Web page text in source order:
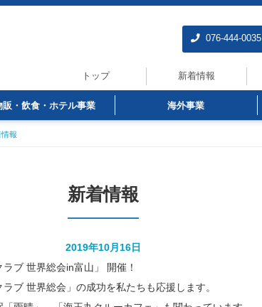
076-444-0035
トップ 新着情報
販・飲食・ホテル事業 海外事業
情報
新着情報
2019年10月16日
ラブ 世界総会in富山」 開催！
ラブ 世界総会」の成功を私たちも応援します。